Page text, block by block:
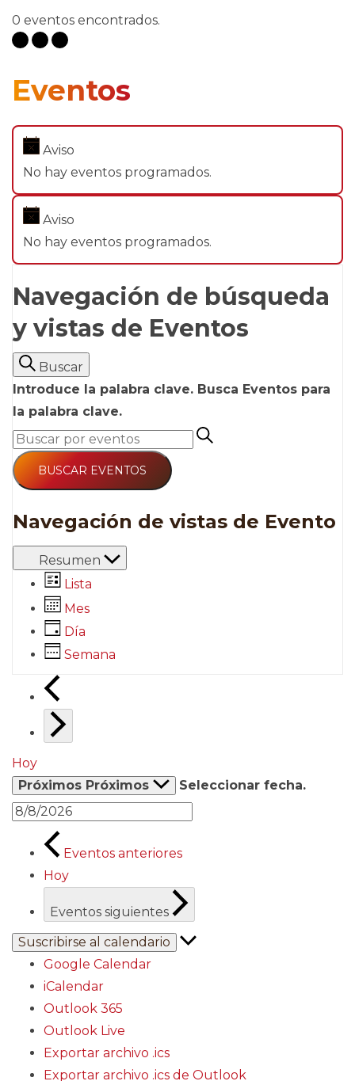
0 eventos encontrados.
Eventos
Aviso
No hay eventos programados.
Aviso
No hay eventos programados.
Navegación de búsqueda
y vistas de Eventos
Buscar
Introduce la palabra clave. Busca Eventos para
la palabra clave.
BUSCAR EVENTOS
Navegación de vistas de Evento
Resumen
Lista
Mes
Día
Semana
Hoy
Próximos Próximos Seleccionar fecha.
Eventos anteriores
Hoy
Eventos siguientes
Suscribirse al calendario
Google Calendar
iCalendar
Outlook 365
Outlook Live
Exportar archivo .ics
Exportar archivo .ics de Outlook